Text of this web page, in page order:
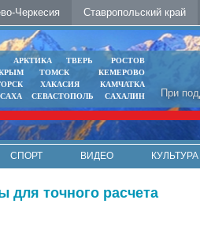
Черкесия Ставропольский край
При
АРКТИКА ТВЕРЬ
РОСТОВ
ТОМСК
КЕМЕРОВО
ХАКАСИЯ
КАМЧАТКА
САХА СЕВАСТОПОЛЬ САХАЛИН
СПОРТ ВИДЕО КУЛЬТУРА
для точного расчета